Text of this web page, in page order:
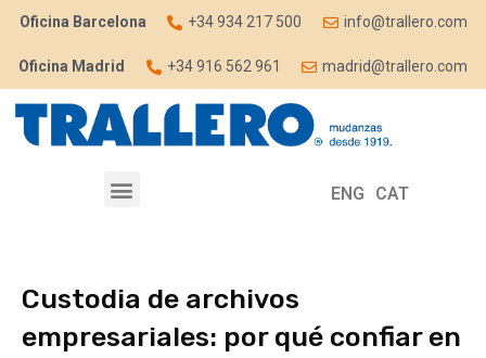
Oficina Barcelona +34 934 217 500 info@trallero.com
Oficina Madrid +34 916 562 961 madrid@trallero.com
ENG CAT
Custodia de archivos
empresariales: por qué confiar en